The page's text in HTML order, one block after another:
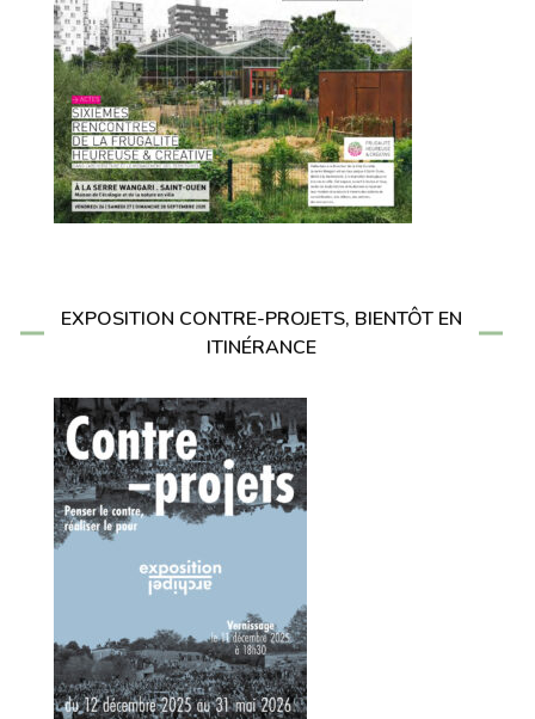
EXPOSITION CONTRE-PROJETS, BIENTÔT EN
ITINÉRANCE